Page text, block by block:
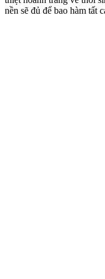
nền sẽ đủ để bao hàm tất